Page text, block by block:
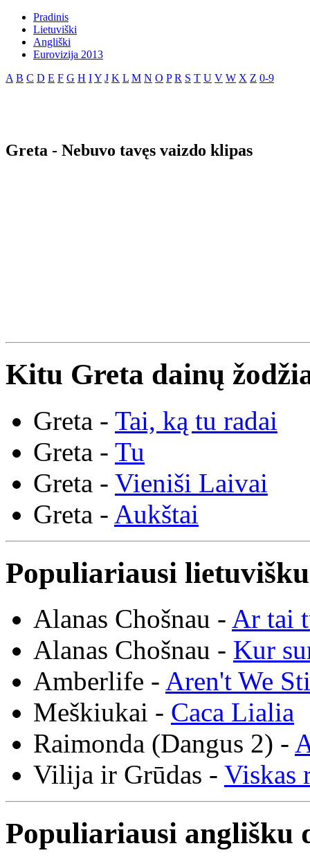
Pradinis
Lietuviški
Angliški
Eurovizija 2013
A B C D E F G H IY J K L M N O P R S T U V W X Z 0-9
Greta - Nebuvo tavęs vaizdo klipas
Kitu Greta dainų
Greta - Tai, ką tu radai
Greta - Tu
Greta - Vieniši Laivai
Greta - Aukštai
Populiariausi
Alanas Chošnau - Ar tai
Alanas Chošnau - Kur
Amberlife - Aren't We
Meškiukai - Caca Lialia
Raimonda (Dangus 2) -
Vilija ir Grūdas - Viskas
Populiariausi anglišku